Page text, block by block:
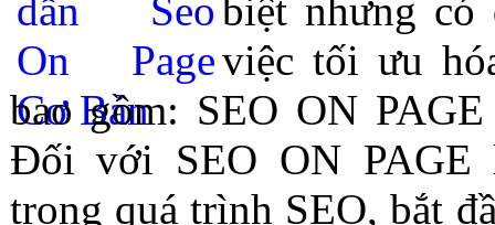
biệt nhưng có
việc tối ưu
bao gồm: SEO ON
Đối với SEO ON PAGE
trong quá trình SEO, bắt